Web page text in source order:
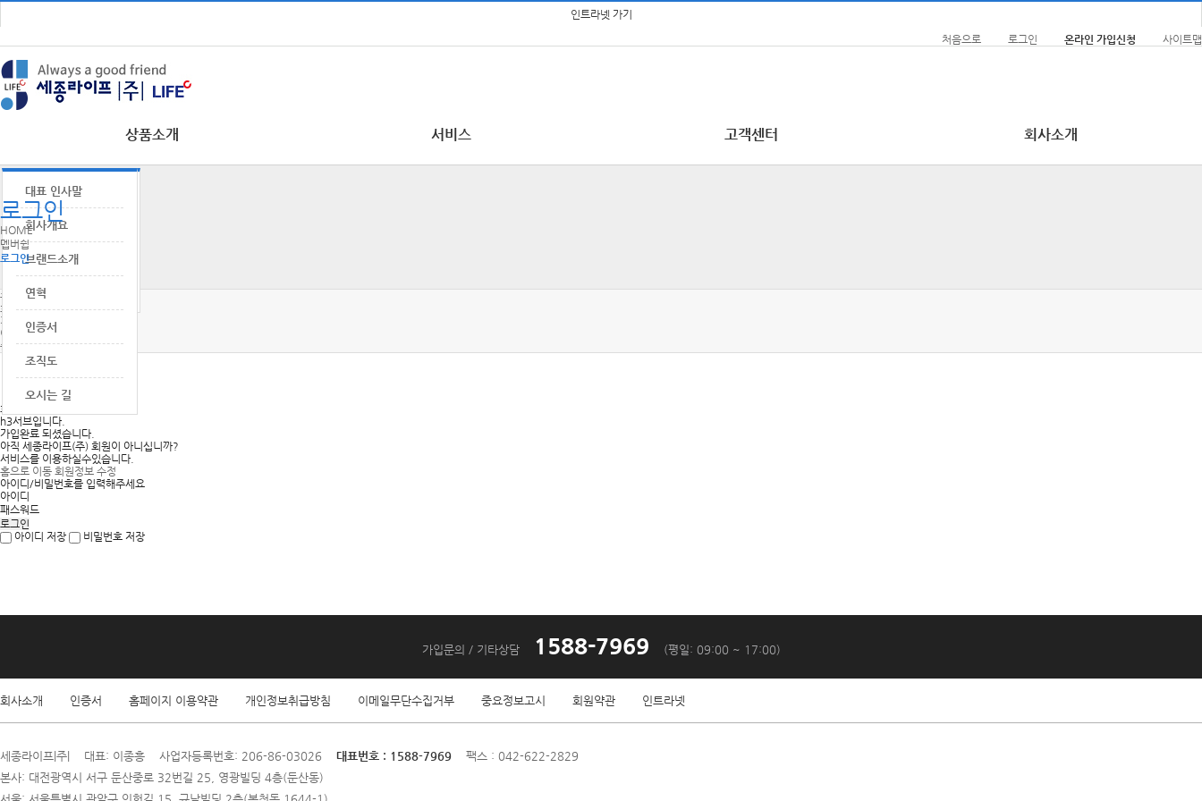
인트라넷 가기
처음으로
로그인 온라인 가입신청 사이트맵
상품소개
LIFE 장례
LIFE 웨딩
LIFE 크루즈
LIFE
서비스
서비스특징
행사진행절차
전국지점안내
고객센터
온라인 가입신청
가입정보변경신청
자료실
가입내역조회
회사소개
대표 인사말
회사개요
브랜드소개
연혁
인증서
조직도
오시는 길
로그인
HOME
멥버쉽
로그인
홈페이지 이용약관
회원약관
개인정보취급방침
이메일수집거부
중요정보고시
회원탈퇴
h3서브입니다.
가입완료 되셨습니다.
아직 세종라이프(주) 회원이 아니십니까?
서비스를 이용하실수있습니다.
홈으로 이동 회원정보 수정
아이디/비밀번호를 입력해주세요
아이디
패스워드
아이디 저장 비밀번호 저장
가입문의 / 기타상담 1588-7969 (평일: 09:00 ~ 17:00)
회사소개 인증서 홈페이지 이용약관 개인정보취급방침 이메일무단수집거부 중요정보고시 회원약관 인트라넷
세종라이프|주| 대표: 이종흥 사업자등록번호: 206-86-03026 대표번호 : 1588-7969 팩스 : 042-622-2829
본사: 대전광역시 서구 둔산중로 32번길 25, 영광빌딩 4층(둔산동)
서울: 서울특별시 관악구 인헌길 15, 규남빌딩 2층(봉천동 1644-1)